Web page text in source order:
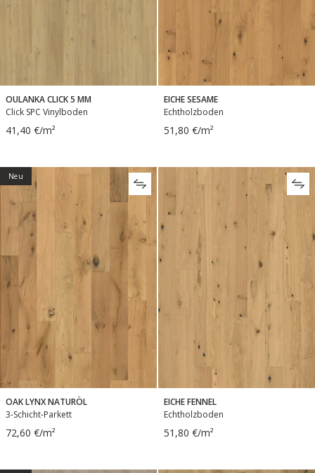
OULANKA CLICK 5 MM
Click SPC Vinylboden
41,40 €/m²
EICHE SESAME
Echtholzboden
51,80 €/m²
Neu
OAK LYNX NATURÖL
3-Schicht-Parkett
72,60 €/m²
EICHE FENNEL
Echtholzboden
51,80 €/m²